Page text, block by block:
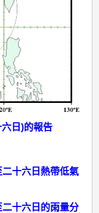
日)的報告
十六日熱帶低氣
十六日的雨量分